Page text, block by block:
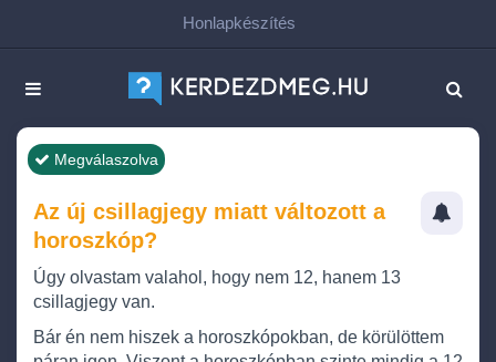
Honlapkészítés
Megválaszolva
Az új csillagjegy miatt változott a
horoszkóp?
Úgy olvastam valahol, hogy nem 12, hanem 13
csillagjegy van.
Bár én nem hiszek a horoszkópokban, de körülöttem